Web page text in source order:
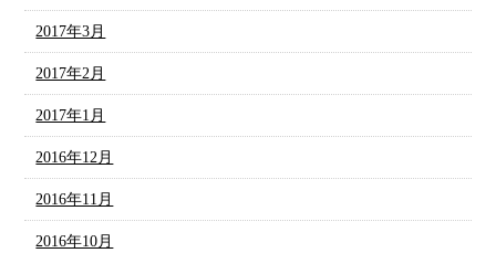
2017年3月
2017年2月
2017年1月
2016年12月
2016年11月
2016年10月